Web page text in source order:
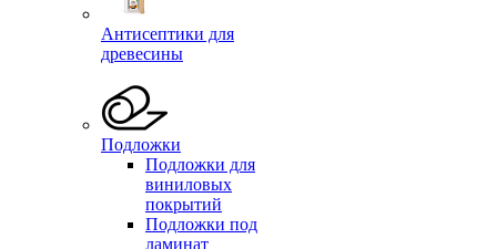
Антисептики для
древесины
Подложки
Подложки для
виниловых
покрытий
Подложки под
ламинат